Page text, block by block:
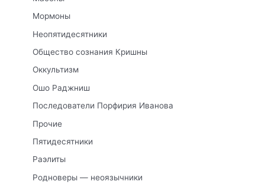
Мормоны
Неопятидесятники
Общество сознания Кришны
Оккультизм
Ошо Раджниш
Последователи Порфирия Иванова
Прочие
Пятидесятники
Раэлиты
Родноверы — неоязычники